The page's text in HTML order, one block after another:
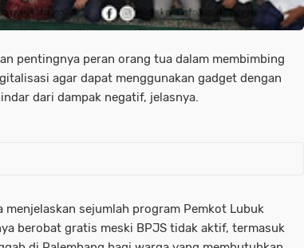
pentingnya peran orang tua dalam membimbing
agar dapat menggunakan gadget dengan
dari dampak negatif, jelasnya.
menjelaskan sejumlah program Pemkot Lubuk
berobat gratis meski BPJS tidak aktif, termasuk